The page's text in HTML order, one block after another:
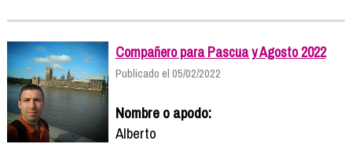
Compañero para Pascua y Agosto 2022
Publicado el 05/02/2022
Nombre o apodo:
Alberto